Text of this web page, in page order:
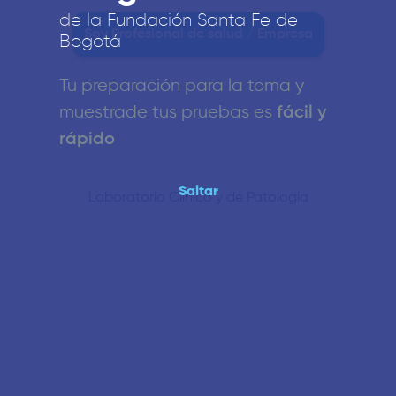
Soy Profesional de salud / Empresa
Laboratorio Clínico y de Patología
de la Fundación Santa Fe de
Bogotá
Tu preparación para la toma y
muestrade tus pruebas es fácil y
rápido
Saltar